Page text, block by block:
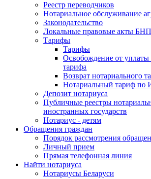
Реестр переводчиков
Нотариальное обслуживание
Законодательство
Локальные правовые акты БНП
Тарифы
Тарифы
Освобождение от уплаты
тарифа
Возврат нотариального
Нотариальный тариф по
Депозит нотариуса
Публичные реестры
иностранных государств
Нотариус - детям
Обращения граждан
Порядок рассмотрения
Личный прием
Прямая телефонная линия
Найти нотариуса
Нотариусы Беларуси